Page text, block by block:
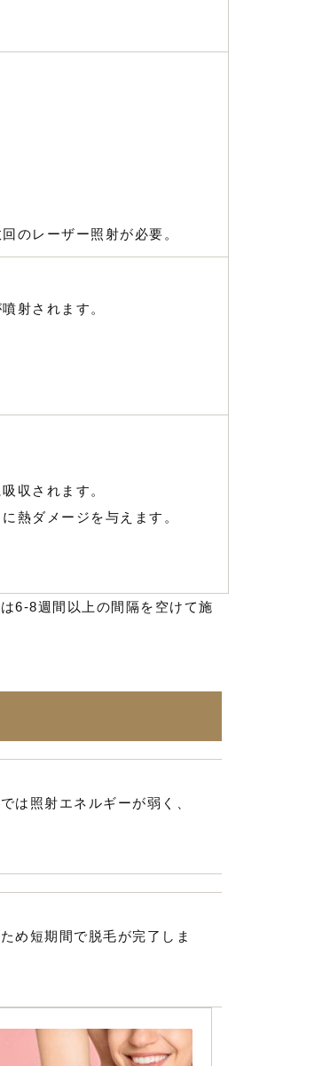
のレーザー照射が必要。
射されます。
収されます。
熱ダメージを与えます。
6-8週間以上の間隔を空けて施
は照射エネルギーが弱く、
め短期間で脱毛が完了しま